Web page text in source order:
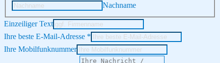
Nachname
Einzeiliger Text
Ihre beste E-Mail-Adresse *
Ihre Mobilfunknummer